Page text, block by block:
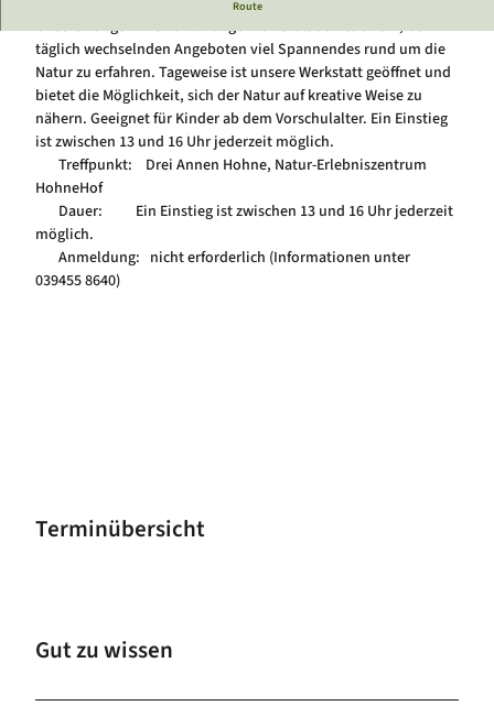
Hundeglück in Schierke
Veranstaltungskalender
Route
Unsere Rangerinnen und Ranger vor Ort laden euch ein, bei
täglich wechselnden Angeboten viel Spannendes rund um die
Natur zu erfahren. Tageweise ist unsere Werkstatt geöffnet und
bietet die Möglichkeit, sich der Natur auf kreative Weise zu
nähern. Geeignet für Kinder ab dem Vorschulalter. Ein Einstieg
ist zwischen 13 und 16 Uhr jederzeit möglich.
Treffpunkt: Drei Annen Hohne, Natur-Erlebniszentrum
HohneHof
Dauer: Ein Einstieg ist zwischen 13 und 16 Uhr jederzeit
möglich.
Anmeldung: nicht erforderlich (Informationen unter
039455 8640)
Terminübersicht
Gut zu wissen